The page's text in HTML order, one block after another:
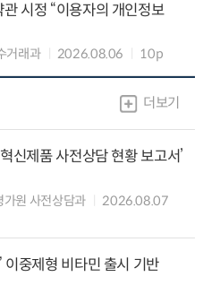
시정 “이용자의 개인정보
거래과 2026.08.06 10p
더보기
신제품 사전상담 현황 보고서’
원 사전상담과
2026.08.07
이중제형 비타민 출시 기반